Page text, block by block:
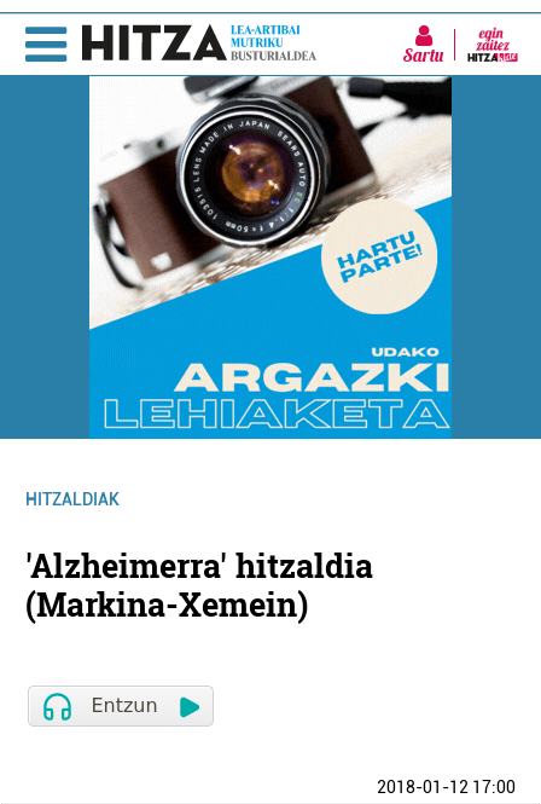
Sartu
HITZALDIAK
'Alzheimerra' hitzaldia
(Markina-Xemein)
2018-01-12 17:00